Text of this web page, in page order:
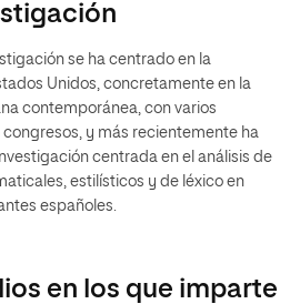
se ha centrado en la
Unidos, concretamente en la
contemporánea, con varios
y más recientemente ha
centrada en el análisis de
estilísticos y de léxico en
españoles.
en los que imparte